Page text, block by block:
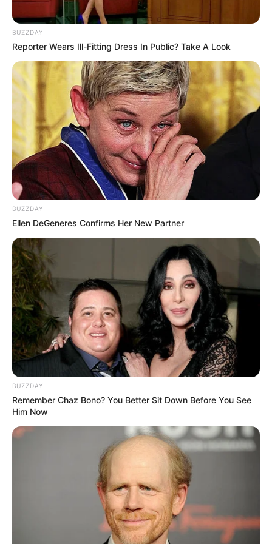
14:59 / 06 Avqust 2026
İşçini ərizə yazmağa məcbur etmək
olarmı? –Hüquqşünas açıqladı
100
14:58 / 06 Avqust 2026 CƏMİYYƏT
Məleykə Abbaszadə ixtisas seçən
abituriyentlərə
0 0
BUZZDAY
Reporter Wears Ill-Fitting Dress In Public? Take A Look
BUZZDAY
Ellen DeGeneres Confirms Her New Partner
BUZZDAY
Remember Chaz Bono? You Better Sit Down Before You See
Him Now